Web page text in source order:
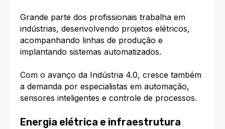
Grande parte dos profissionais trabalha em
indústrias, desenvolvendo projetos elétricos,
acompanhando linhas de produção e
implantando sistemas automatizados.
Com o avanço da Indústria 4.0, cresce também
a demanda por especialistas em automação,
sensores inteligentes e controle de processos.
Energia elétrica e infraestrutura